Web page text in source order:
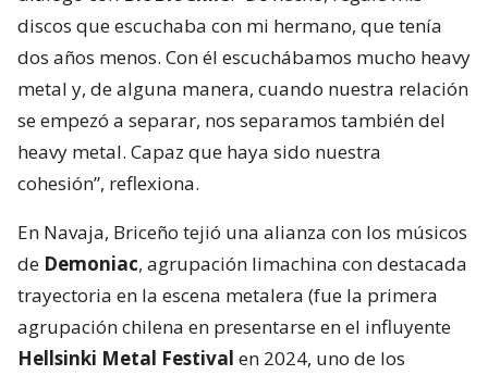
discos que escuchaba con mi hermano, que tenía
dos años menos. Con él escuchábamos mucho heavy
metal y, de alguna manera, cuando nuestra relación
se empezó a separar, nos separamos también del
heavy metal. Capaz que haya sido nuestra
cohesión”, reflexiona.
En Navaja, Briceño tejió una alianza con los músicos
de Demoniac, agrupación limachina con destacada
trayectoria en la escena metalera (fue la primera
agrupación chilena en presentarse en el influyente
Hellsinki Metal Festival en 2024, uno de los